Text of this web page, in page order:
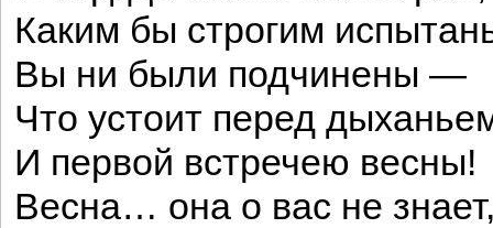
Каким бы строгим
Вы ни были подчинены —
Что устоит перед
И первой встречею весны!
Весна… она о вас не